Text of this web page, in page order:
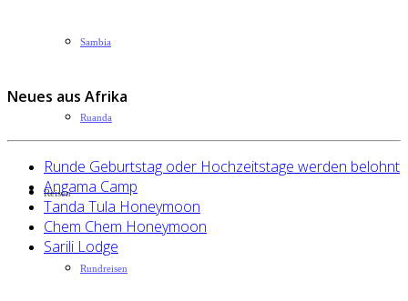
Sambia
Ruanda
Reisen
Rundreisen
Neues aus Afrika
Runde Geburtstag oder Hochzeitstage werden belohnt
Angama Camp
Tanda Tula Honeymoon
Chem Chem Honeymoon
Sarili Lodge